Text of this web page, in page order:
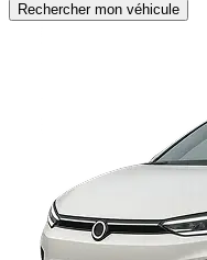
Rechercher mon véhicule